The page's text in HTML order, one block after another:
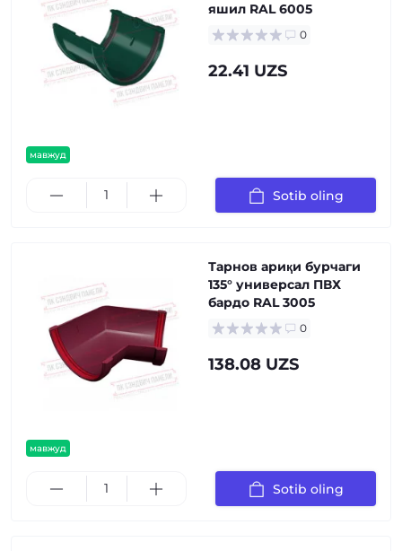
мавжуд
яшил RAL 6005
0
22.41 UZS
Sotib oling
мавжуд
Тарнов ариқи бурчаги
135° универсал ПВХ
бардо RAL 3005
0
138.08 UZS
Sotib oling